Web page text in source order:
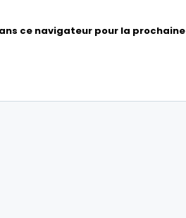
ce navigateur pour la prochaine